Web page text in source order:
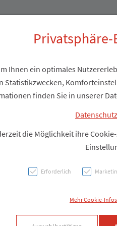
Ihnen ein optimales
Statistikzwecken,
finden Sie in unserer
die Möglichkeit ihre
Erforderlich
Mehr Cookie-